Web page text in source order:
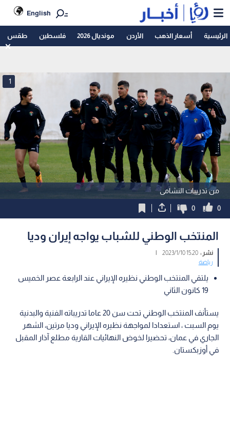
English
الرئيسية أسعار الذهب الأردن مونديال 2026 فلسطين طقس
من تدريبات النشامى
1
0
0
المنتخب الوطني للشباب يواجه إيران وديا
نشر :15:20 2023/1/10
|
رياضة
يلتقي المنتخب الوطني نظيره الإيراني عند الرابعة عصر الخميس
19 كانون الثاني
يستأنف المنتخب الوطني تحت سن 20 عاما تدريباته الفنية والبدنية
يوم السبت ، استعدادا لمواجهة نظيره الإيراني وديا مرتين، الشهر
الجاري في عمان، تحضيرا لخوض النهائيات القارية مطلع آذار المقبل
في أوزبكستان.